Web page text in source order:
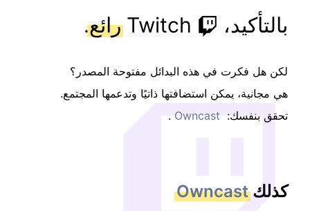
بالتأكيد، رائع.
لكن هل فكرت في هذه البدائل مفتوحة المصدر؟
هي مجانية، يمكن استضافتها ذاتيًا وتدعمها المجتمع.
تحقق بنفسك: Owncast
.
كذلكOwncast